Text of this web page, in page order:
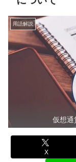
用語解説
仮想通
X